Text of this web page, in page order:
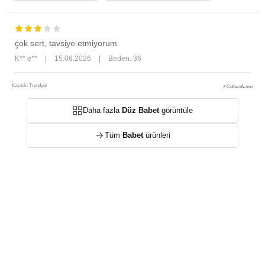
çok sert, tavsiye etmiyorum
K** e** 15.06.2026 Beden: 36
Kaynak: Trendyol ⚡ CollectAction
Daha fazla Düz Babetgörüntüle
Tüm Babetürünleri